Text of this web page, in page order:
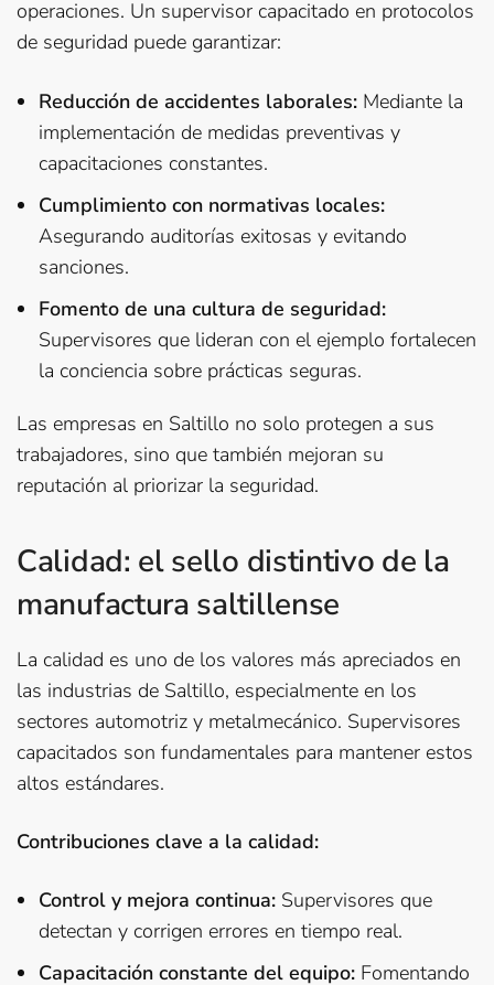
operaciones. Un supervisor capacitado en protocolos
de seguridad puede garantizar:
Reducción de accidentes laborales: Mediante la
implementación de medidas preventivas y
capacitaciones constantes.
Cumplimiento con normativas locales:
Asegurando auditorías exitosas y evitando
sanciones.
Fomento de una cultura de seguridad:
Supervisores que lideran con el ejemplo fortalecen
la conciencia sobre prácticas seguras.
Las empresas en Saltillo no solo protegen a sus
trabajadores, sino que también mejoran su
reputación al priorizar la seguridad.
Calidad: el sello distintivo de la
manufactura saltillense
La calidad es uno de los valores más apreciados en
las industrias de Saltillo, especialmente en los
sectores automotriz y metalmecánico. Supervisores
capacitados son fundamentales para mantener estos
altos estándares.
Contribuciones clave a la calidad:
Control y mejora continua: Supervisores que
detectan y corrigen errores en tiempo real.
Capacitación constante del equipo: Fomentando